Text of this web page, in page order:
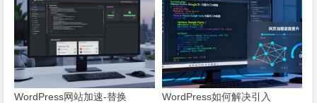
WordPress网站加速-替换
WordPress如何解决引入